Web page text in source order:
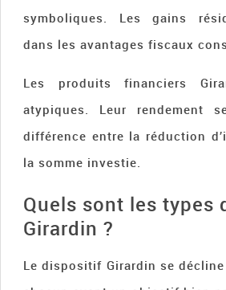
symboliques. Les gains
dans les avantages fiscaux
Les produits financiers
atypiques. Leur rendement
différence entre la réduction
la somme investie.
Quels sont les types
Girardin ?
Le dispositif Girardin se